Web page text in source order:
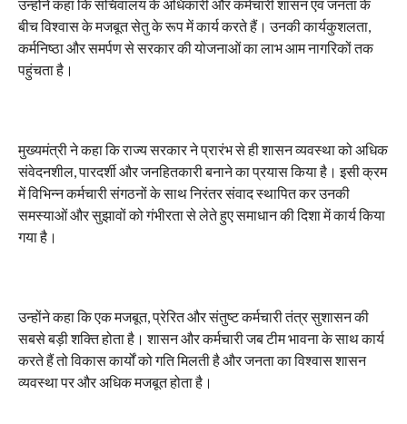
उन्होंने कहा कि सचिवालय के अधिकारी और कर्मचारी शासन एवं जनता के
बीच विश्वास के मजबूत सेतु के रूप में कार्य करते हैं। उनकी कार्यकुशलता,
कर्मनिष्ठा और समर्पण से सरकार की योजनाओं का लाभ आम नागरिकों तक
पहुंचता है।
मुख्यमंत्री ने कहा कि राज्य सरकार ने प्रारंभ से ही शासन व्यवस्था को अधिक
संवेदनशील, पारदर्शी और जनहितकारी बनाने का प्रयास किया है। इसी क्रम
में विभिन्न कर्मचारी संगठनों के साथ निरंतर संवाद स्थापित कर उनकी
समस्याओं और सुझावों को गंभीरता से लेते हुए समाधान की दिशा में कार्य किया
गया है।
उन्होंने कहा कि एक मजबूत, प्रेरित और संतुष्ट कर्मचारी तंत्र सुशासन की
सबसे बड़ी शक्ति होता है। शासन और कर्मचारी जब टीम भावना के साथ कार्य
करते हैं तो विकास कार्यों को गति मिलती है और जनता का विश्वास शासन
व्यवस्था पर और अधिक मजबूत होता है।